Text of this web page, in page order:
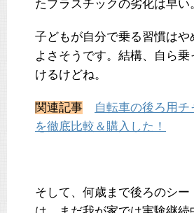
たプラスチックの劣化は早い
子どもが自分で乗る習慣はや
よさそうです。結構、自ら
けるけどね。
関連記事
自転車の後ろ用チ
を徹底比較＆購入した！
そして、何歳まで後ろのシー